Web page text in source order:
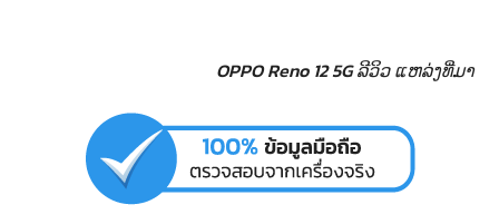
OPPO Reno 12 5G ລີວິວ ແຫລ່ງທີ່ມາ